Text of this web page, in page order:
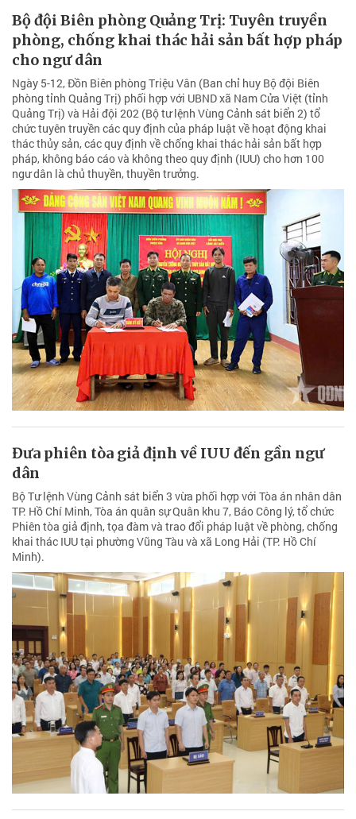
Bộ đội Biên phòng Quảng Trị: Tuyên truyền
phòng, chống khai thác hải sản bất hợp pháp
cho ngư dân
Ngày 5-12, Đồn Biên phòng Triệu Vân (Ban chỉ huy Bộ đội Biên
phòng tỉnh Quảng Trị) phối hợp với UBND xã Nam Cửa Việt (tỉnh
Quảng Trị) và Hải đội 202 (Bộ tư lệnh Vùng Cảnh sát biển 2) tổ
chức tuyên truyền các quy định của pháp luật về hoạt động khai
thác thủy sản, các quy định về chống khai thác hải sản bất hợp
pháp, không báo cáo và không theo quy định (IUU) cho hơn 100
ngư dân là chủ thuyền, thuyền trưởng.
Đưa phiên tòa giả định về IUU đến gần ngư
dân
Bộ Tư lệnh Vùng Cảnh sát biển 3 vừa phối hợp với Tòa án nhân dân
TP. Hồ Chí Minh, Tòa án quân sự Quân khu 7, Báo Công lý, tổ chức
Phiên tòa giả định, tọa đàm và trao đổi pháp luật về phòng, chống
khai thác IUU tại phường Vũng Tàu và xã Long Hải (TP. Hồ Chí
Minh).